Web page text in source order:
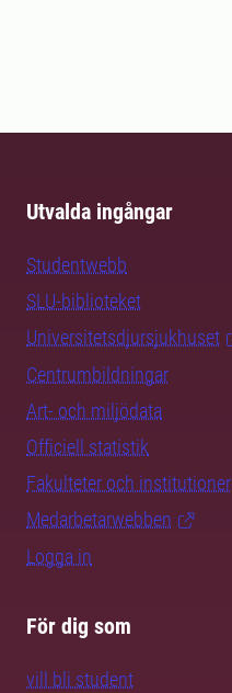
Utvalda ingångar
Studentwebb
SLU-biblioteket
Universitetsdjursjukhuset
Centrumbildningar
Art- och miljödata
Officiell statistik
Fakulteter och institutioner
Medarbetarwebben
Logga in
För dig som
vill bli student